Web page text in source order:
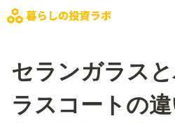
セランガラス
ラスコートの